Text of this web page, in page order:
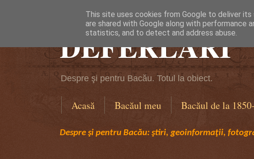
DEFERLĂRI
Despre şi pentru Bacău. Totul la obiect.
Acasă Bacăul meu Bacăul de la
Despre şi pentru Bacău: ştiri, geoinformaţii,
This site uses cookies from Google to deliver
are shared with Google along with performance
statistics, and to detect and address abuse.